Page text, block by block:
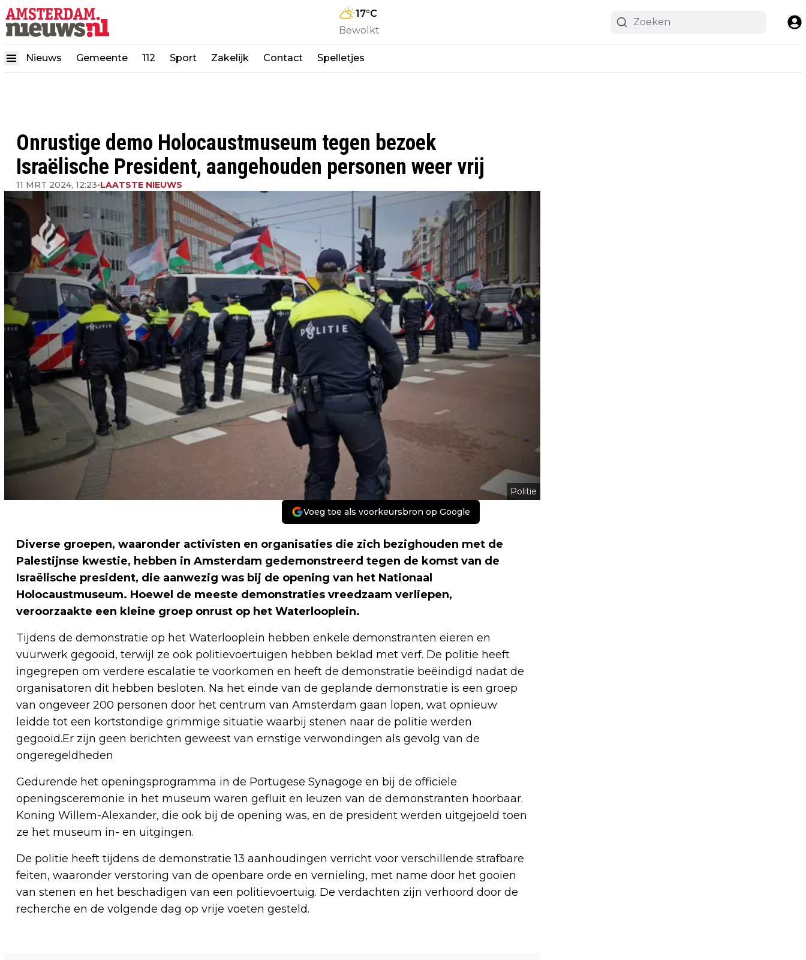
17°C
Bewolkt
Nieuws Gemeente 112 Sport Zakelijk Contact Spelletjes
Onrustige demo Holocaustmuseum tegen bezoek
Israëlische President, aangehouden personen weer vrij
11 MRT 2024, 12:23•LAATSTE NIEUWS
Politie
Voeg toe als voorkeursbron op Google
Diverse groepen, waaronder activisten en organisaties die zich bezighouden met de
Palestijnse kwestie, hebben in Amsterdam gedemonstreerd tegen de komst van de
Israëlische president, die aanwezig was bij de opening van het Nationaal
Holocaustmuseum. Hoewel de meeste demonstraties vreedzaam verliepen,
veroorzaakte een kleine groep onrust op het Waterlooplein.
Tijdens de demonstratie op het Waterlooplein hebben enkele demonstranten eieren en
vuurwerk gegooid, terwijl ze ook politievoertuigen hebben beklad met verf. De politie heeft
ingegrepen om verdere escalatie te voorkomen en heeft de demonstratie beëindigd nadat de
organisatoren dit hebben besloten. Na het einde van de geplande demonstratie is een groep
van ongeveer 200 personen door het centrum van Amsterdam gaan lopen, wat opnieuw
leidde tot een kortstondige grimmige situatie waarbij stenen naar de politie werden
gegooid.Er zijn geen berichten geweest van ernstige verwondingen als gevolg van de
ongeregeldheden
Gedurende het openingsprogramma in de Portugese Synagoge en bij de officiële
openingsceremonie in het museum waren gefluit en leuzen van de demonstranten hoorbaar.
Koning Willem-Alexander, die ook bij de opening was, en de president werden uitgejoeld toen
ze het museum in- en uitgingen.
De politie heeft tijdens de demonstratie 13 aanhoudingen verricht voor verschillende strafbare
feiten, waaronder verstoring van de openbare orde en vernieling, met name door het gooien
van stenen en het beschadigen van een politievoertuig. De verdachten zijn verhoord door de
recherche en de volgende dag op vrije voeten gesteld.